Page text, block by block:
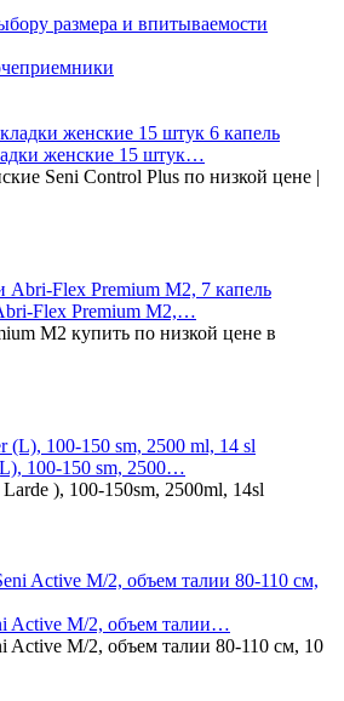
размера и впитываемости
женские 15 штук…
Seni Control Plus по низкой цене |
Flex Premium M2,…
M2 купить по низкой цене в
100-150 sm, 2500…
), 100-150sm, 2500ml, 14sl
Active M/2, объем талии…
Active M/2, объем талии 80-110 см, 10